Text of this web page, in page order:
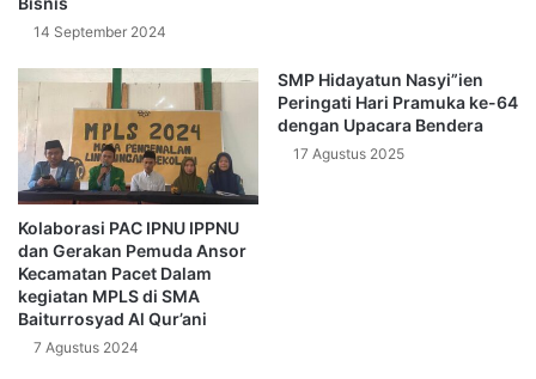
14 September 2024
Kolaborasi PAC IPNU IPPNU
dan Gerakan Pemuda Ansor
Kecamatan Pacet Dalam
kegiatan MPLS di SMA
Baiturrosyad Al Qur’ani
7 Agustus 2024
SMP Hidayatun Nasyi”ien
Peringati Hari Pramuka ke-64
dengan Upacara Bendera
17 Agustus 2025